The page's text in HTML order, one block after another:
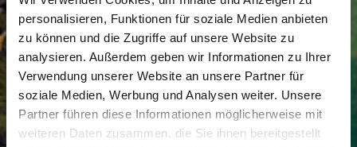
personalisieren, Funktionen für soziale Medien anbieten
zu können und die Zugriffe auf unsere Website zu
analysieren. Außerdem geben wir Informationen zu Ihrer
Verwendung unserer Website an unsere Partner für
soziale Medien, Werbung und Analysen weiter. Unsere
Partner führen diese Informationen möglicherweise mit
weiteren Daten zusammen, die Sie ihnen bereitgestellt